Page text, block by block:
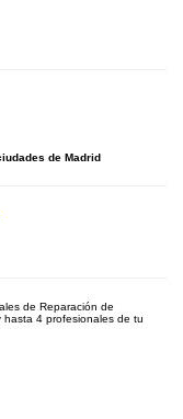
de Madrid
de Reparación de
hasta 4 profesionales de tu